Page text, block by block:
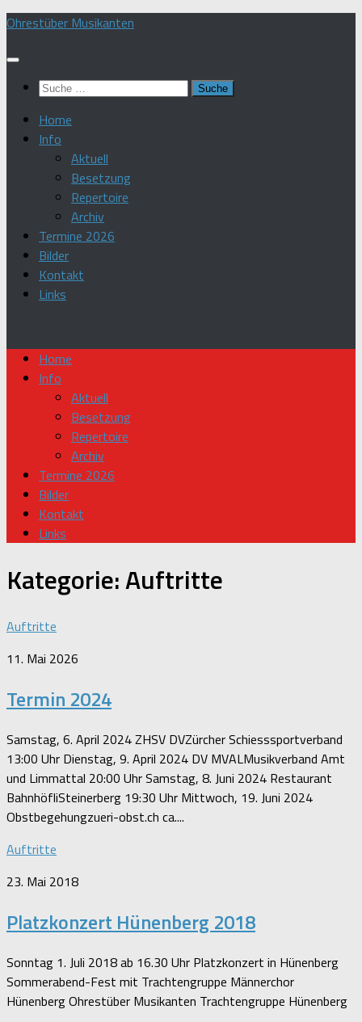
Zum
springen
Ohrestüber Musikanten
Suche
Home
Info
Aktuell
Besetzung
Repertoire
Archiv
Termine 2026
Bilder
Kontakt
Links
Home
Info
Aktuell
Besetzung
Repertoire
Archiv
Termine 2026
Bilder
Kontakt
Links
Kategorie:Auftritte
Auftritte
11. Mai 2026
Termin 2024
Samstag, 6. April 2024 ZHSV DVZürcher Schiesssportverband
13:00 Uhr Dienstag, 9. April 2024 DV MVALMusikverband Amt
und Limmattal 20:00 Uhr Samstag, 8. Juni 2024 Restaurant
BahnhöfliSteinerberg 19:30 Uhr Mittwoch, 19. Juni 2024
Obstbegehungzueri-obst.ch ca....
Auftritte
23. Mai 2018
Platzkonzert Hünenberg 2018
Sonntag 1. Juli 2018 ab 16.30 Uhr Platzkonzert in Hünenberg
Sommerabend-Fest mit Trachtengruppe Männerchor
Hünenberg Ohrestüber Musikanten Trachtengruppe Hünenberg